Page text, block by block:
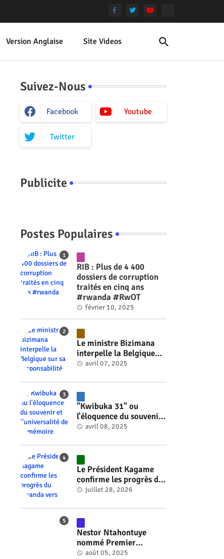
Version Anglaise Site Videos
Suivez-Nous
Facebook Youtube
Twitter
Publicite
Postes Populaires
RIB : Plus de 4 400
dossiers de corruption
traités en cinq ans
#rwanda #RwOT
février 10, 2025
Le ministre Bizimana
interpelle la Belgique
sur sa responsabilité
génocide #rwanda
#RwOT
avril 07, 2025
"Kwibuka 31" ou
l'éloquence du souvenir
et l'universalité de la
#RwOT
avril 08, 2025
Le Président Kagame
confirme les progrès du
Rwanda vers l'énergie
2030 #rwanda #RwOT
juillet 28, 2026
Nestor Ntahontuye
nommé Premier
ministre du Burundi
août 05, 2025